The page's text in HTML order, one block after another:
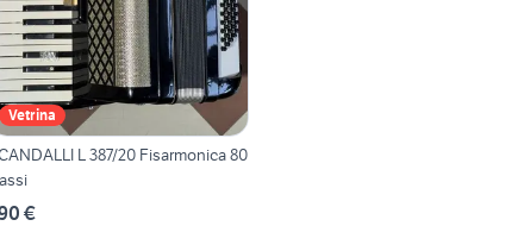
Vetrina
L 387/20 Fisarmonica 80
€